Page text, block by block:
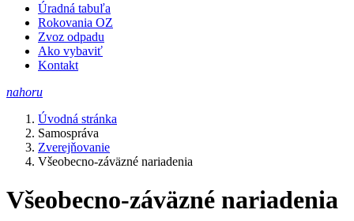
Úradná tabuľa
Rokovania OZ
Zvoz odpadu
Ako vybaviť
Kontakt
nahoru
Úvodná stránka
Samospráva
Zverejňovanie
Všeobecno-záväzné nariadenia
Všeobecno-záväzné nariadenia